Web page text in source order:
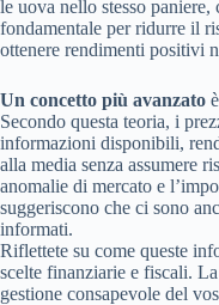
le uova nello stesso
fondamentale per ridurre il
ottenere rendimenti positivi
Un concetto più avanzato
Secondo questa teoria, i
informazioni disponibili,
alla media senza assumere
anomalie di mercato e
suggeriscono che ci sono
informati.
Riflettete su come queste
scelte finanziarie e fiscali.
gestione consapevole del